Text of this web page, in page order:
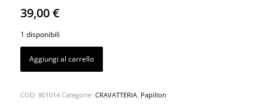
39,00€
1 disponibili
Aggiungi al carrello
COD: 801014 Categorie: CRAVATTERIA, Papillon